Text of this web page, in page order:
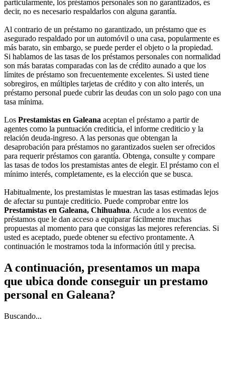
particularmente, los préstamos personales son no garantizados, es
decir, no es necesario respaldarlos con alguna garantía.
Al contrario de un préstamo no garantizado, un préstamo que es
asegurado respaldado por un automóvil o una casa, popularmente es
más barato, sin embargo, se puede perder el objeto o la propiedad.
Si hablamos de las tasas de los préstamos personales con normalidad
son más baratas comparadas con las de crédito aunado a que los
límites de préstamo son frecuentemente excelentes. Si usted tiene
sobregiros, en múltiples tarjetas de crédito y con alto interés, un
préstamo personal puede cubrir las deudas con un solo pago con una
tasa mínima.
Los Prestamistas en Galeana aceptan el préstamo a partir de
agentes como la puntuación crediticia, el informe crediticio y la
relación deuda-ingreso. A las personas que obtengan la
desaprobación para préstamos no garantizados suelen ser ofrecidos
para requerir préstamos con garantía. Obtenga, consulte y compare
las tasas de todos los prestamistas antes de elegir. El préstamo con el
mínimo interés, completamente, es la elección que se busca.
Habitualmente, los prestamistas le muestran las tasas estimadas lejos
de afectar su puntaje crediticio. Puede comprobar entre los
Prestamistas en Galeana, Chihuahua. Acude a los eventos de
préstamos que le dan acceso a equiparar fácilmente muchas
propuestas al momento para que consigas las mejores referencias. Si
usted es aceptado, puede obtener su efectivo prontamente. A
continuación le mostramos toda la información útil y precisa.
A continuación, presentamos un mapa
que ubica donde conseguir un prestamo
personal en Galeana?
Buscando...